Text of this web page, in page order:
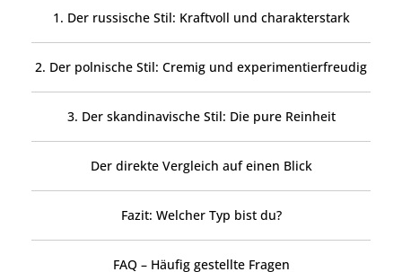
1. Der russische Stil: Kraftvoll und charakterstark
2. Der polnische Stil: Cremig und experimentierfreudig
3. Der skandinavische Stil: Die pure Reinheit
Der direkte Vergleich auf einen Blick
Fazit: Welcher Typ bist du?
FAQ – Häufig gestellte Fragen